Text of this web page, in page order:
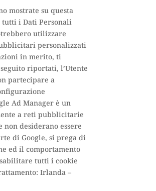
mostrate su questa
i Dati Personali
utilizzare
personalizzati
in merito, ti
riportati, l’Utente
partecipare a
Ad Manager è un
a reti pubblicitarie
desiderano essere
di Google, si prega di
ed il comportamento
tutti i cookie
Irlanda –